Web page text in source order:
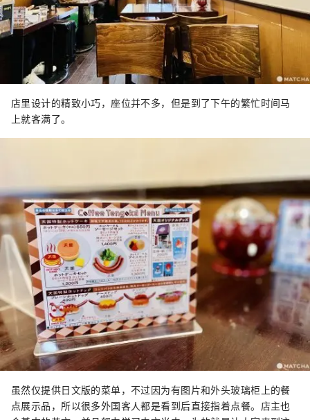
店里设计的精致小巧，座位并不多，但是到了下午的繁忙时间马
上就客满了。
虽然仅提供日文版的菜单，不过因为有图片和外头玻璃柜上的餐
点展示品，所以很多外国客人都是看到后直接指着点餐。店主也